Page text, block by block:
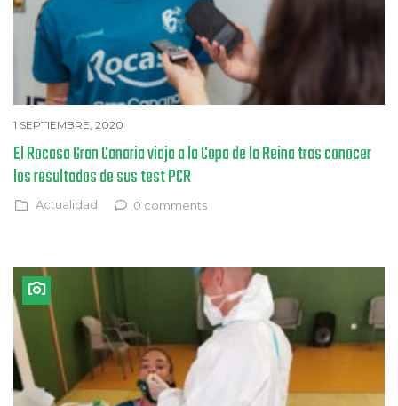
1 SEPTIEMBRE, 2020
El Rocasa Gran Canaria viaja a la Copa de la Reina tras conocer
los resultados de sus test PCR
Actualidad 0 comments